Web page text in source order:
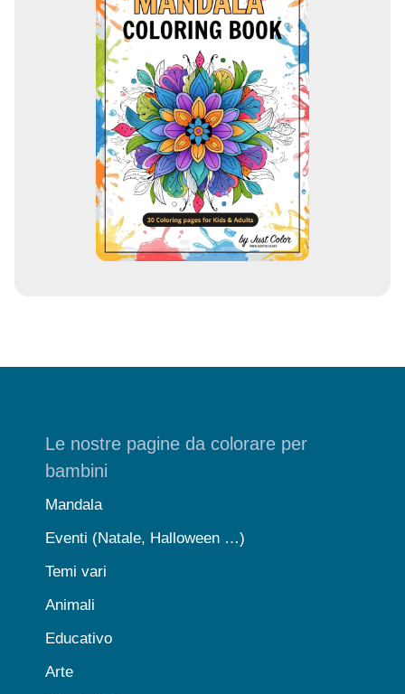
Le nostre pagine da colorare per
bambini
Mandala
Eventi (Natale, Halloween …)
Temi vari
Animali
Educativo
Arte